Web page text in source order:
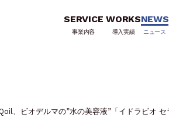
SERVICE
事業内容
WORKS
導入実績
NEWS
ニュース
、ビオデルマの”水の美容液”「イドラビオ